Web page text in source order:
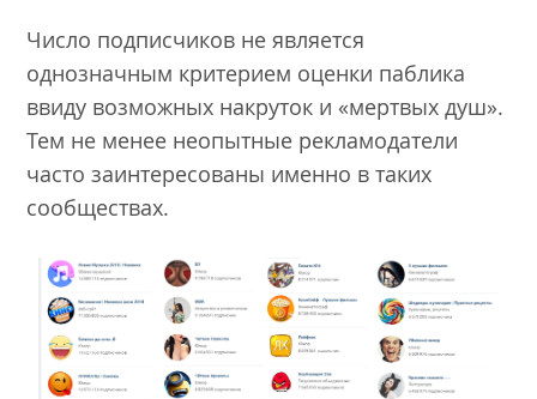
Число подписчиков не является
однозначным критерием оценки паблика
ввиду возможных накруток и «мертвых душ».
Тем не менее неопытные рекламодатели
часто заинтересованы именно в таких
сообществах.